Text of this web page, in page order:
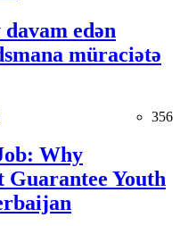
edən
müraciətə
356
Why
Guarantee Youth